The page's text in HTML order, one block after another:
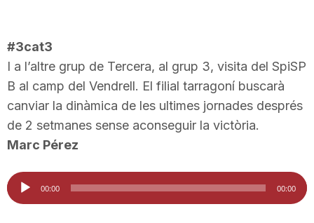
#3cat3
I a l’altre grup de Tercera, al grup 3, visita del SpiSP
B al camp del Vendrell. El filial tarragoní buscarà
canviar la dinàmica de les ultimes jornades després
de 2 setmanes sense aconseguir la victòria.
Marc Pérez
Reproductor
d'àudio
00:00 00:00